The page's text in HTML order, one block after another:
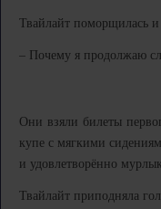
Твайлайт поморщилась и
– Почему я продолжаю
Они взяли билеты
купе с мягкими
и удовлетворённо
Твайлайт приподняла